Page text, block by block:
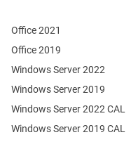
Office 2021
Office 2019
Windows Server 2022
Windows Server 2019
Windows Server 2022 CAL
Windows Server 2019 CAL